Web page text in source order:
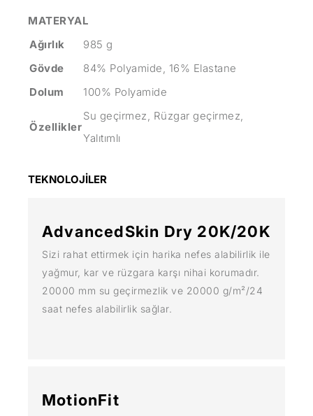
MATERYAL
Ağırlık
985 g
Gövde
84% Polyamide, 16% Elastane
Dolum
100% Polyamide
Özellikler
Su geçirmez, Rüzgar geçirmez,
Yalıtımlı
TEKNOLOJİLER
AdvancedSkin Dry 20K/20K
Sizi rahat ettirmek için harika nefes alabilirlik ile
yağmur, kar ve rüzgara karşı nihai korumadır.
20000 mm su geçirmezlik ve 20000 g/m²/24
saat nefes alabilirlik sağlar.
MotionFit